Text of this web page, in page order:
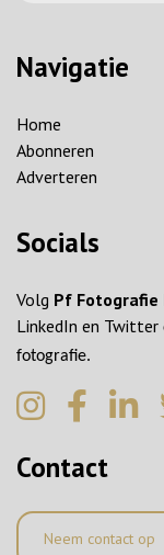
Navigatie
Home
Abonneren
Adverteren
Socials
Volg Pf Fotografie
LinkedIn en Twitter
fotografie.
Contact
Neem contact op